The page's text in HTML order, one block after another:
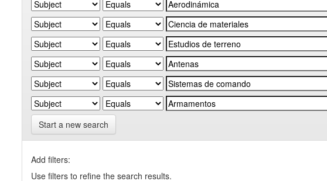
Start a new search
Add filters:
Use filters to refine the search results.